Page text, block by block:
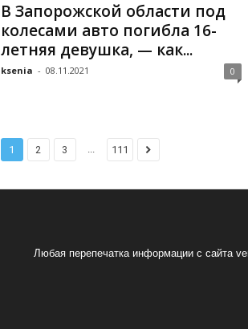
В Запорожской области под
колесами авто погибла 16-
летняя девушка, — как...
ksenia - 08.11.2021 0
1 2 3 ... 111
Любая перепечатка информации с сайта